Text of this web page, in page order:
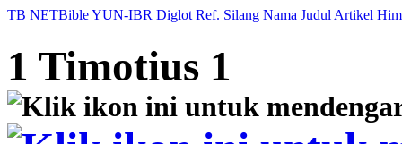
TB NETBibleYUN-IBR Diglot Ref. Silang Nama Judul Artikel
1 Timotius 1